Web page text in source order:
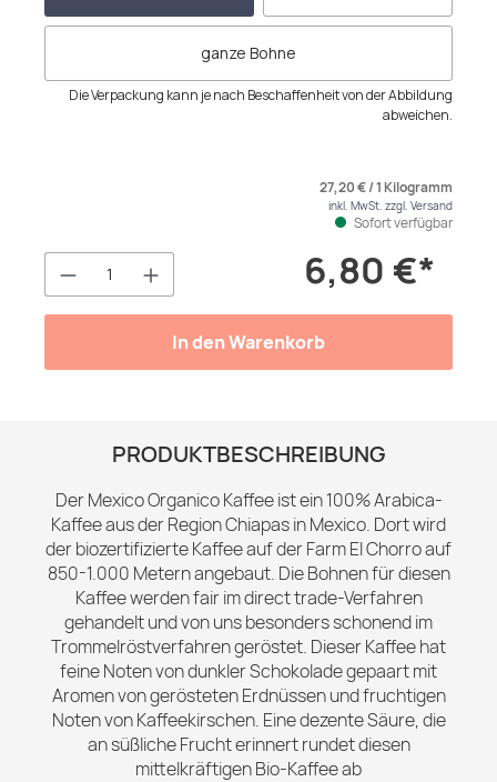
ganze Bohne
Die Verpackung kann je nach Beschaffenheit von der Abbildung
abweichen.
Produkt Anzahl: Gib den6,80 €*
27,20 € / 1 Kilogramm
inkl. MwSt. zzgl. Versand
Sofort verfügbar
In den Warenkorb
PRODUKTBESCHREIBUNG
Der Mexico Organico Kaffee ist ein 100% Arabica-
Kaffee aus der Region Chiapas in Mexico. Dort wird
der biozertifizierte Kaffee auf der Farm El Chorro auf
850-1.000 Metern angebaut. Die Bohnen für diesen
Kaffee werden fair im direct trade-Verfahren
gehandelt und von uns besonders schonend im
Trommelröstverfahren geröstet. Dieser Kaffee hat
feine Noten von dunkler Schokolade gepaart mit
Aromen von gerösteten Erdnüssen und fruchtigen
Noten von Kaffeekirschen. Eine dezente Säure, die
an süßliche Frucht erinnert rundet diesen
mittelkräftigen Bio-Kaffee ab